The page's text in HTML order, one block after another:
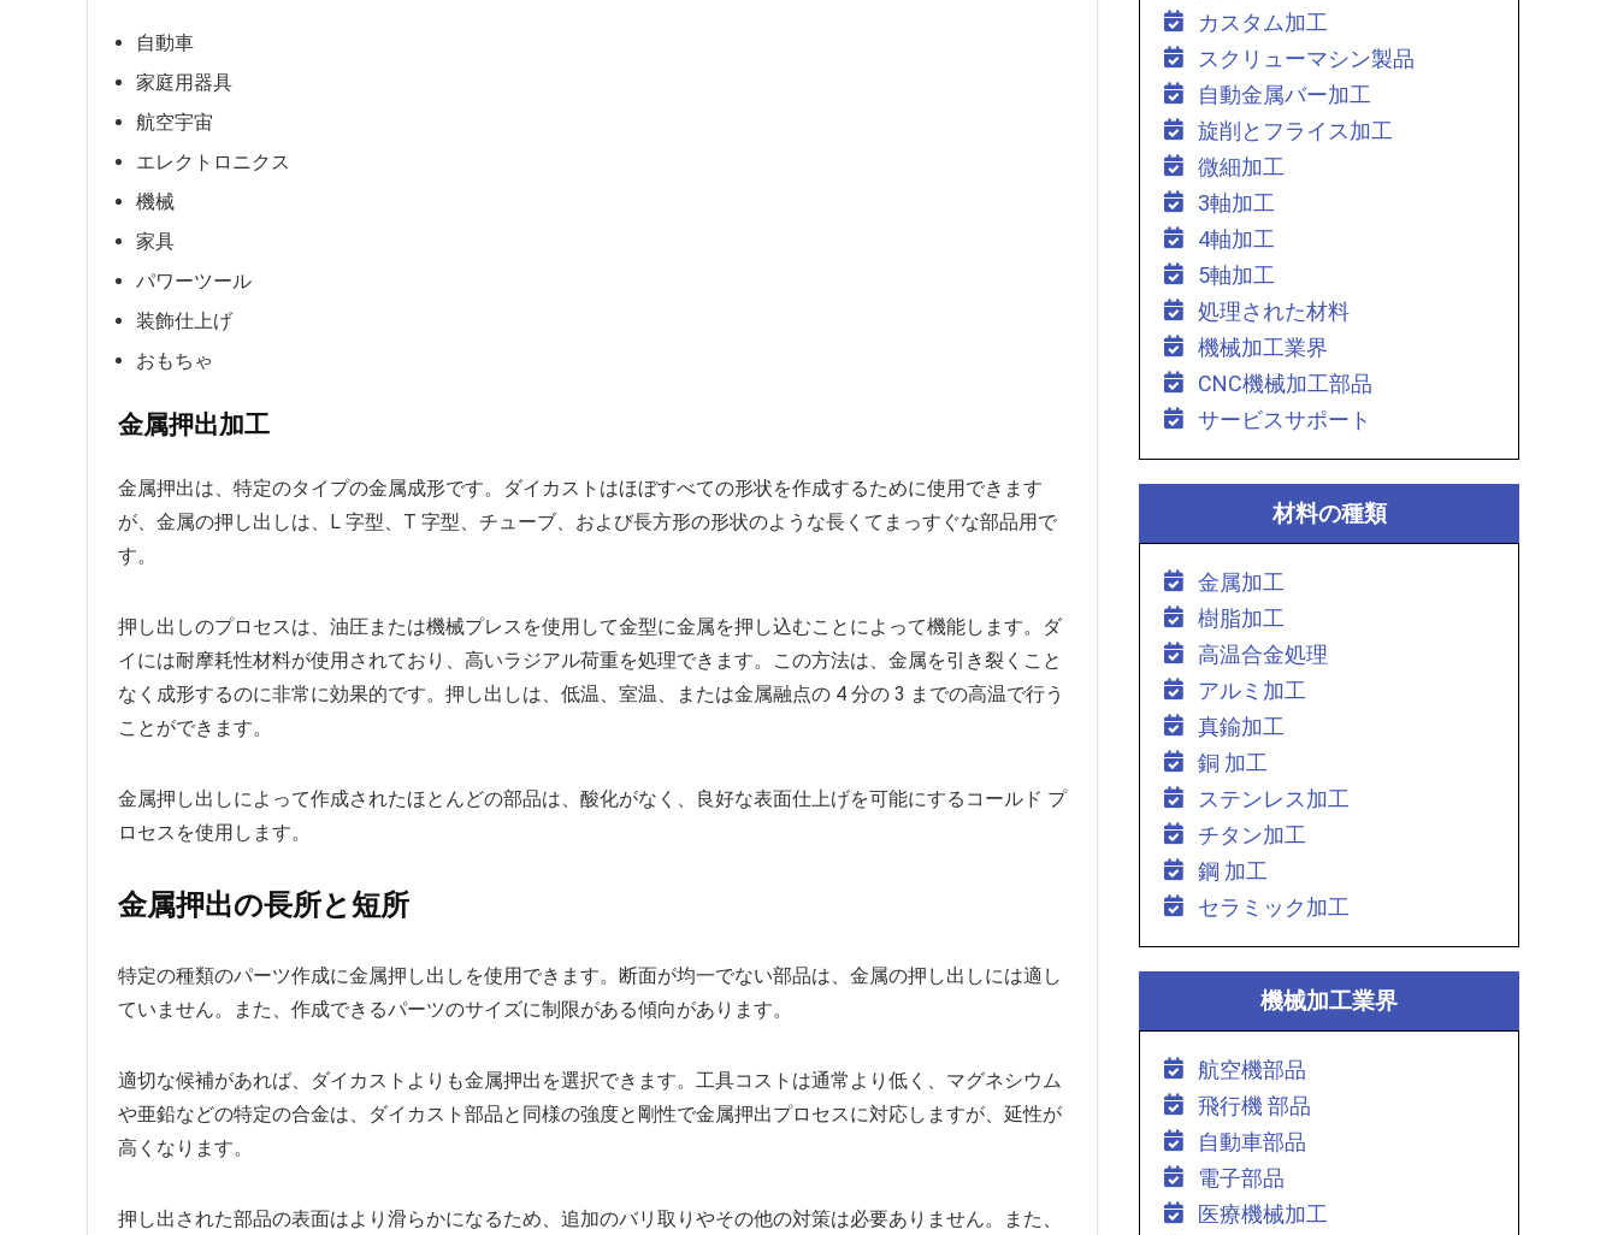
自動車
家庭用器具
航空宇宙
エレクトロニクス
機械
家具
パワーツール
装飾仕上げ
おもちゃ
金属押出加工
金属押出は、特定のタイプの金属成形です。ダイカストはほぼすべての形状を作成するために使用できます
が、金属の押し出しは、L 字型、T 字型、チューブ、および長方形の形状のような長くてまっすぐな部品用で
す。
押し出しのプロセスは、油圧または機械プレスを使用して金型に金属を押し込むことによって機能します。ダ
イには耐摩耗性材料が使用されており、高いラジアル荷重を処理できます。この方法は、金属を引き裂くこと
なく成形するのに非常に効果的です。押し出しは、低温、室温、または金属融点の 4 分の 3 までの高温で行う
ことができます。
金属押し出しによって作成されたほとんどの部品は、酸化がなく、良好な表面仕上げを可能にするコールド プ
ロセスを使用します。
金属押出の長所と短所
特定の種類のパーツ作成に金属押し出しを使用できます。断面が均一でない部品は、金属の押し出しには適し
ていません。また、作成できるパーツのサイズに制限がある傾向があります。
適切な候補があれば、ダイカストよりも金属押出を選択できます。工具コストは通常​​より低く、マグネシウム
や亜鉛などの特定の合金は、ダイカスト部品と同様の強度と剛性で金属押出プロセスに対応しますが、延性が
高くなります。
押し出された部品の表面はより滑らかになるため、追加のバリ取りやその他の対策は必要ありません。また、
カスタム加工
スクリューマシン製品
自動金属バー加工
旋削とフライス加工
微細加工
3軸加工
4軸加工
5軸加工
処理された材料
機械加工業界
CNC機械加工部品
サービスサポート
材料の種類
金属加工
樹脂加工
高温合金処理
アルミ加工
真鍮加工
銅 加工
ステンレス加工
チタン加工
鋼 加工
セラミック加工
機械加工業界
航空機部品
飛行機 部品
自動車部品
電子部品
医療機械加工